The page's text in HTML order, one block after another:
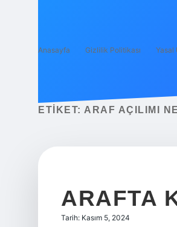
Anasayfa Gizlilik Politikası Yasal
ETIKET: ARAF AÇILIMI
ARAFTA
Tarih: Kasım 5, 2024